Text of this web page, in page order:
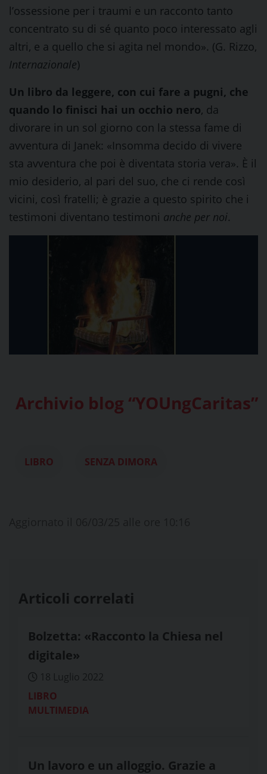
l’ossessione per i traumi e un racconto tanto
concentrato su di sé quanto poco interessato agli
altri, e a quello che si agita nel mondo». (G. Rizzo,
Internazionale)
Un libro da leggere, con cui fare a pugni, che
quando lo finisci hai un occhio nero, da
divorare in un sol giorno con la stessa fame di
avventura di Janek: «Insomma decido di vivere
sta avventura che poi è diventata storia vera». È il
mio desiderio, al pari del suo, che ci rende così
vicini, così fratelli; è grazie a questo spirito che i
testimoni diventano testimoni anche per noi.
Archivio blog “YOUngCaritas”
LIBRO SENZA DIMORA
Articoli correlati
Bolzetta: «Racconto la Chiesa nel
digitale»
18 Luglio 2022
LIBRO
MULTIMEDIA
Un lavoro e un alloggio. Grazie a